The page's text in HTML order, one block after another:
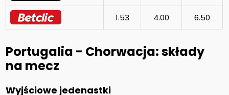
1.53 4.00 6.50
Portugalia - Chorwacja: składy
na mecz
Wyjściowe jedenastki